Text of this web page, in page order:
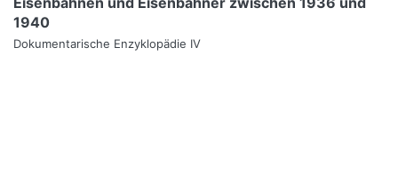
1940
Dokumentarische Enzyklopädie IV